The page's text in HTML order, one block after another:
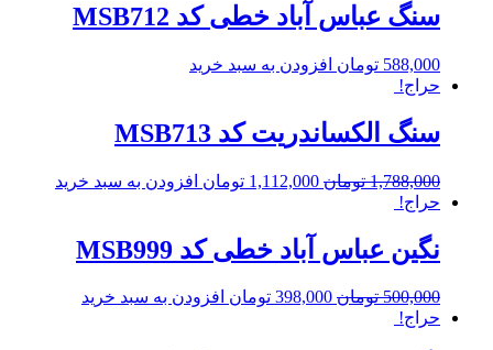
سنگ عباس آباد خطی کد MSB712
588,000 تومان افزودن به سبد خرید
حراج!
سنگ الکساندریت کد MSB713
1,788,000 تومان 1,112,000 تومان افزودن به سبد خرید
حراج!
نگین عباس آباد خطی کد MSB999
500,000 تومان 398,000 تومان افزودن به سبد خرید
حراج!